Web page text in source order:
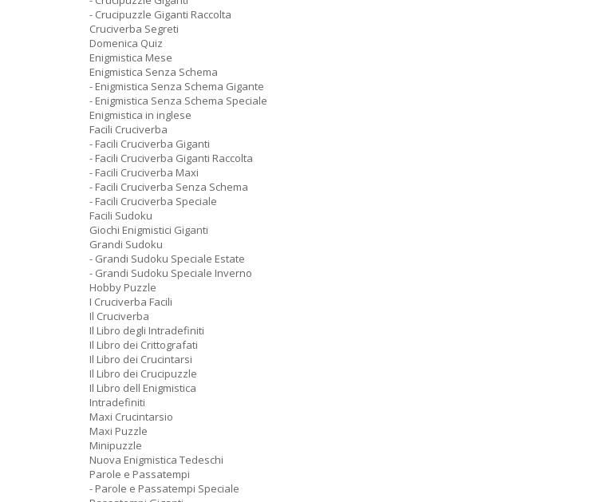
- Crucipuzzle Giganti Raccolta
Cruciverba Segreti
Domenica Quiz
Enigmistica Mese
Enigmistica Senza Schema
- Enigmistica Senza Schema Gigante
- Enigmistica Senza Schema Speciale
Enigmistica in inglese
Facili Cruciverba
- Facili Cruciverba Giganti
- Facili Cruciverba Giganti Raccolta
- Facili Cruciverba Maxi
- Facili Cruciverba Senza Schema
- Facili Cruciverba Speciale
Facili Sudoku
Giochi Enigmistici Giganti
Grandi Sudoku
- Grandi Sudoku Speciale Estate
- Grandi Sudoku Speciale Inverno
Hobby Puzzle
I Cruciverba Facili
Il Cruciverba
Il Libro degli Intradefiniti
Il Libro dei Crittografati
Il Libro dei Crucintarsi
Il Libro dei Crucipuzzle
Il Libro dell Enigmistica
Intradefiniti
Maxi Crucintarsio
Maxi Puzzle
Minipuzzle
Nuova Enigmistica Tedeschi
Parole e Passatempi
- Parole e Passatempi Speciale